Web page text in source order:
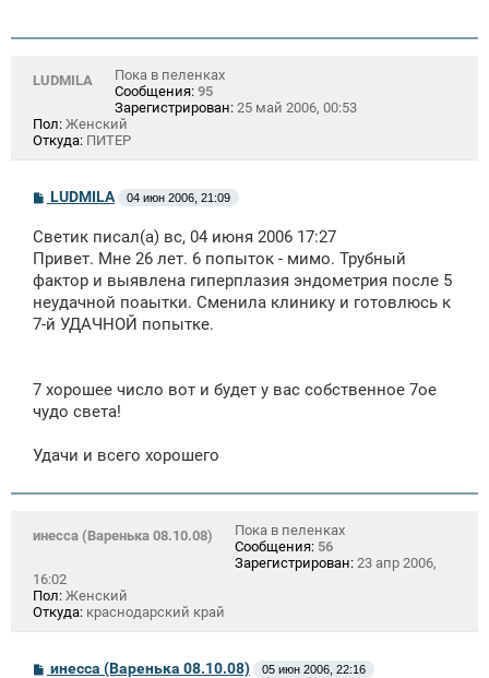
LUDMILA
Пока в пеленках
Сообщения: 95
Зарегистрирован: 25 май 2006, 00:53
Пол: Женский
Откуда: ПИТЕР
С
б
щ
е
н
и
е
LUDMILA 04 июн 2006, 21:09
Светик писал(а) вс, 04 июня 2006 17:27
Привет. Мне 26 лет. 6 попыток - мимо. Трубный
фактор и выявлена гиперплазия эндометрия после 5
неудачной поаытки. Сменила клинику и готовлюсь к
7-й УДАЧНОЙ попытке.
7 хорошее число вот и будет у вас собственное 7ое
чудо света!
Удачи и всего хорошего
инесса (Варенька 08.10.08)
Пока в пеленках
Сообщения: 56
Зарегистрирован: 23 апр 2006,
16:02
Пол: Женский
Откуда: краснодарский край
Синесса (Варенька 08.10.08) 05 июн 2006, 22:16